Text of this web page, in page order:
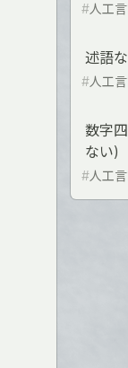
#人工
述語
#人工
数字
ない)
#人工